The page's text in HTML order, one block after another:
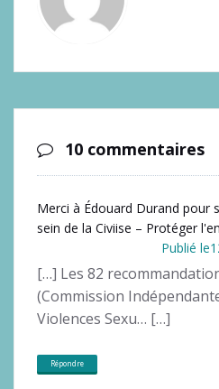
10 commentaires
Merci à Édouard Durand pour
sein de la Civiise – Protéger
Publié
[…] Les 82
(Commission
Violences Sexu… […]
Répondre